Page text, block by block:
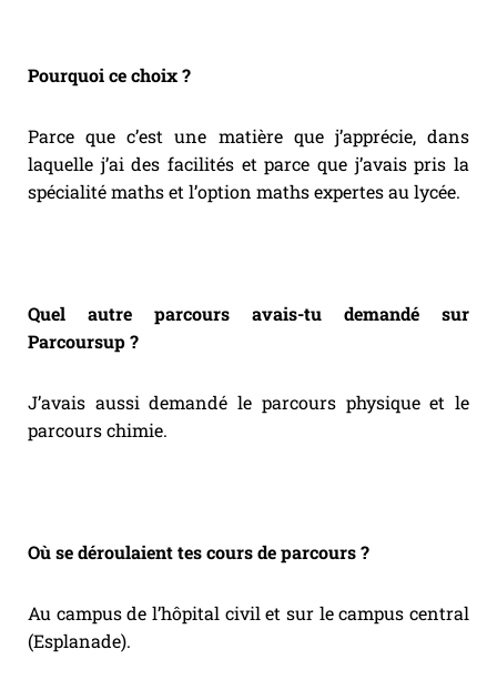
Pourquoi ce choix ?
Parce que c’est une matière que j’apprécie, dans
laquelle j’ai des facilités et parce que j’avais pris la
spécialité maths et l’option maths expertes au lycée.
Quel autre parcours avais-tu demandé sur
Parcoursup ?
J’avais aussi demandé le parcours physique et le
parcours chimie.
Où se déroulaient tes cours de parcours ?
Au campus de l’hôpital civil et sur le campus central
(Esplanade).